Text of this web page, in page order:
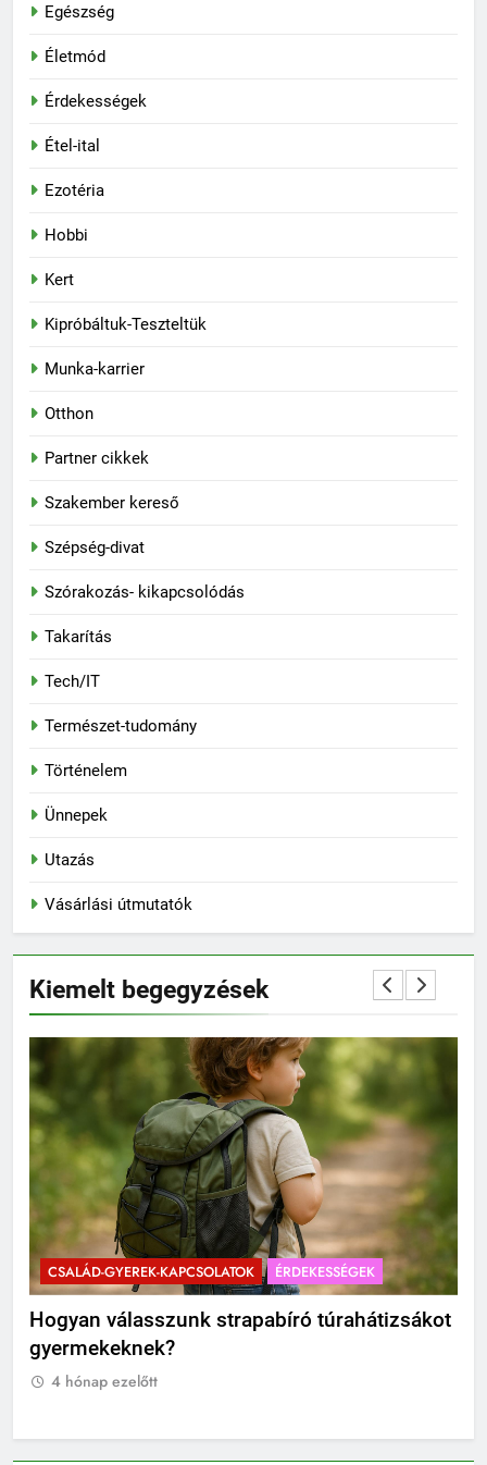
Egészség
Életmód
Érdekességek
Étel-ital
Ezotéria
Hobbi
Kert
Kipróbáltuk-Teszteltük
Munka-karrier
Otthon
Partner cikkek
Szakember kereső
Szépség-divat
Szórakozás- kikapcsolódás
Takarítás
Tech/IT
Természet-tudomány
Történelem
Ünnepek
Utazás
Vásárlási útmutatók
Kiemelt begegyzések
CSALÁD-GYEREK-KAPCSOLATOK ÉRDEKESSÉGEK
Hogyan válasszunk strapabíró túrahátizsákot
gyermekeknek?
4 hónap ezelőtt